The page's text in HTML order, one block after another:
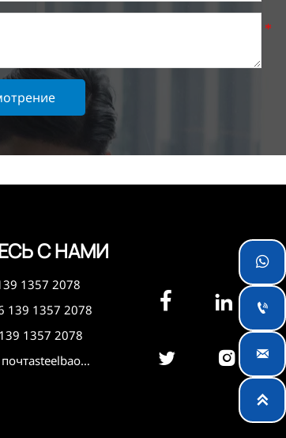
С НАМИ
1357 2078
139 1357 2078
1357 2078
Электронная почтаsteelbaowu@gmail.com
 
 



